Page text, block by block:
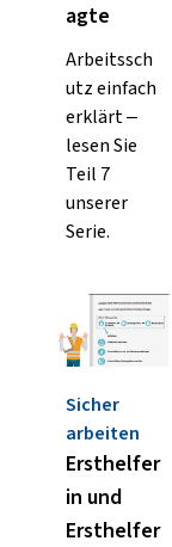
agte
Arbeitssch
utz einfach
erklärt –
lesen Sie
Teil 7
unserer
Serie.
Sicher
arbeiten
Ersthelfer
in und
Ersthelfer